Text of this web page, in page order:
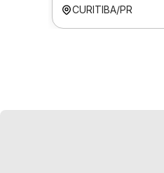
CURITIBA/PR